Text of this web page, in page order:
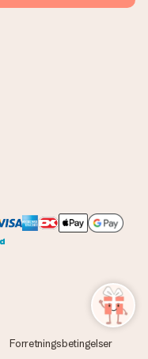
Forretningsbetingelser